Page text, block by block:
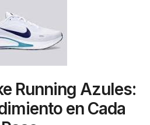
Running Azules:
en Cada